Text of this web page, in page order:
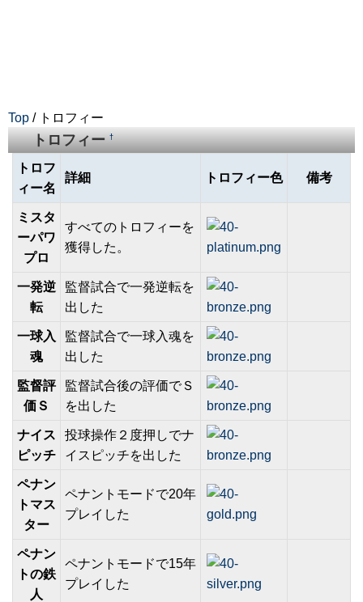
Top / トロフィー
トロフィー†
トロフ
ィー名
詳細 トロフィー色 備考
ミスタ
ーパワ
プロ
すべてのトロフィーを
獲得した。
一発逆
転
監督試合で一発逆転を
出した
一球入
魂
監督試合で一球入魂を
出した
監督評
価Ｓ
監督試合後の評価でＳ
を出した
ナイス
ピッチ
投球操作２度押しでナ
イスピッチを出した
ペナン
トマス
ター
ペナントモードで20年
プレイした
ペナン
トの鉄
人
ペナントモードで15年
プレイした